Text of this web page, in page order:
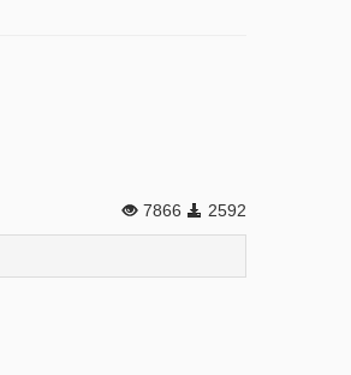
7866 2592